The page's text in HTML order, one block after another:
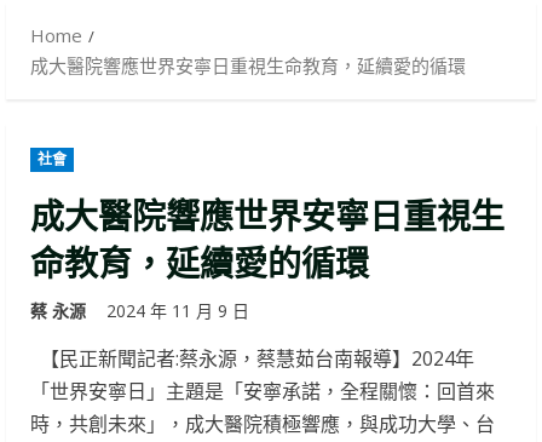
Home
成大醫院響應世界安寧日重視生命教育，延續愛的循環
社會
成大醫院響應世界安寧日重視生
命教育，延續愛的循環
蔡 永源 2024 年 11 月 9 日
【民正新聞記者:蔡永源，蔡慧茹台南報導】2024年
「世界安寧日」主題是「安寧承諾，全程關懷：回首來
時，共創未來」，成大醫院積極響應，與成功大學、台